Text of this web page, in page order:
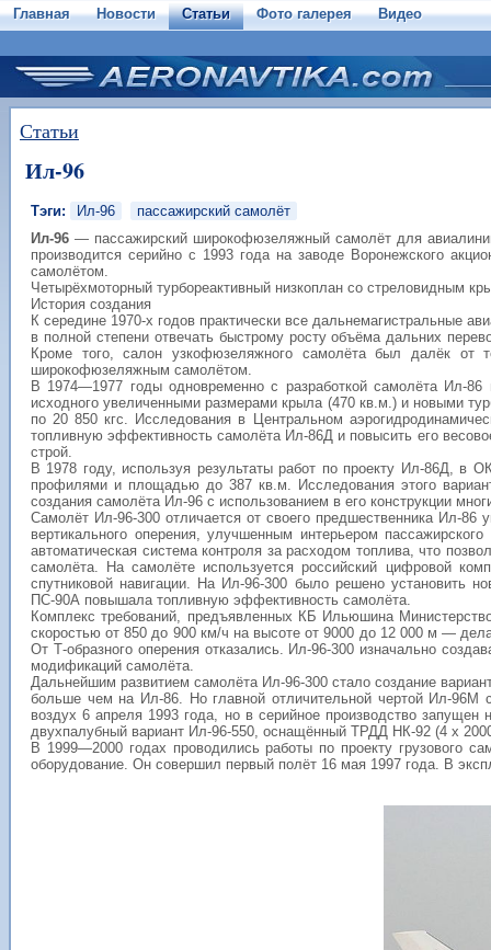
Главная Новости Статьи Фото галерея Видео
Статьи
Ил-96
Тэги: Ил-96
пассажирский самолёт
Ил-96 — пассажирский широкофюзеляжный самолёт для
производится серийно с 1993 года на заводе Воронежского
самолётом.
Четырёхмоторный турбореактивный низкоплан со стреловидным
История создания
К середине 1970-х годов практически все дальнемагистральные
в полной степени отвечать быстрому росту объёма дальних
Кроме того, салон узкофюзеляжного самолёта был далёк
широкофюзеляжным самолётом.
В 1974—1977 годы одновременно с разработкой самолёта Ил-
исходного увеличенными размерами крыла (470 кв.м.) и новыми
по 20 850 кгс. Исследования в Центральном
топливную эффективность самолёта Ил-86Д и повысить его
строй.
В 1978 году, используя результаты работ по проекту Ил-86Д, в
профилями и площадью до 387 кв.м. Исследования этого
создания самолёта Ил-96 с использованием в его конструкции
Самолёт Ил-96-300 отличается от своего предшественника Ил-
вертикального оперения, улучшенным интерьером
автоматическая система контроля за расходом топлива, что
самолёта. На самолёте используется российский цифровой
спутниковой навигации. На Ил-96-300 было решено установить
ПС-90А повышала топливную эффективность самолёта.
Комплекс требований, предъявленных КБ Ильюшина
скоростью от 850 до 900 км/ч на высоте от 9000 до 12 000 м —
От Т-образного оперения отказались. Ил-96-300 изначально
модификаций самолёта.
Дальнейшим развитием самолёта Ил-96-300 стало создание
больше чем на Ил-86. Но главной отличительной чертой Ил-96М
воздух 6 апреля 1993 года, но в серийное производство
двухпалубный вариант Ил-96-550, оснащённый ТРДД НК-92 (4 x
В 1999—2000 годах проводились работы по проекту грузового
оборудование. Он совершил первый полёт 16 мая 1997 года. В